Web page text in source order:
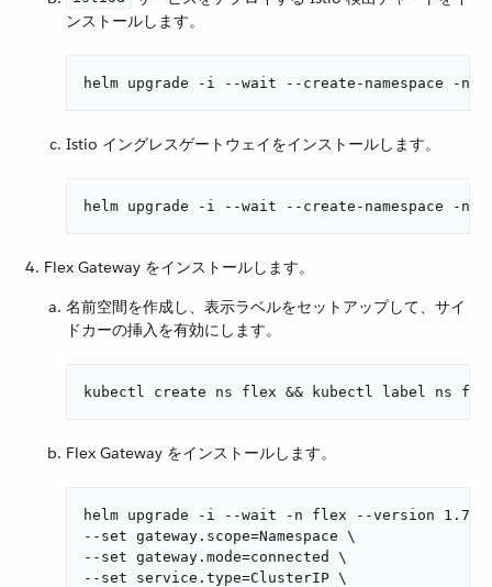
ンストールします。
helm upgrade -i --wait --create-namespace
Istio イングレスゲートウェイをインストールします。
helm upgrade -i --wait --create-namespace -
Flex Gateway をインストールします。
名前空間を作成し、表示ラベルをセットアップして、サイ
ドカーの挿入を有効にします。
kubectl create ns flex && kubectl label ns
Flex Gateway をインストールします。
helm upgrade -i --wait -n flex --version
--set gateway.scope=Namespace \
--set gateway.mode=connected \
--set service.type=ClusterIP \